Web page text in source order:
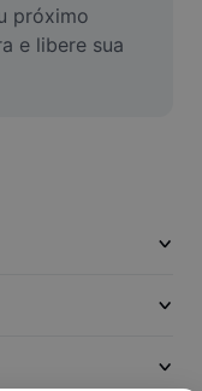
próximo
e libere sua